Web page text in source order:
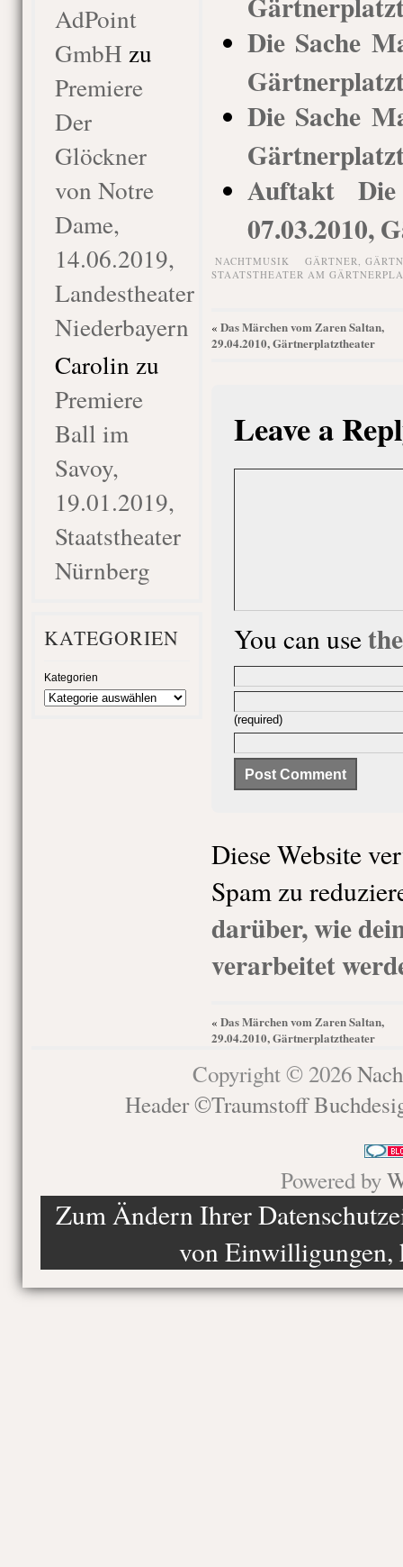
AdPoint
GmbH zu
Premiere
Der
Glöckner
von Notre
Dame,
14.06.2019,
Landestheater
Niederbayern
Carolin zu
Premiere
Ball im
Savoy,
19.01.2019,
Staatstheater
Nürnberg
KATEGORIEN
Kategorien
Die Sache
Die Sache
Auftakt Die
07.03.2010,
NACHTMUSIK GÄRTNER,
STAATSTHEATER AM
« Das Märchen vom Zaren Saltan,
29.04.2010, Gärtnerplatztheater
Leave a
You can use
(required)
Diese Website
Spam zu
darüber, wie
verarbeitet
« Das Märchen vom Zaren Saltan,
29.04.2010, Gärtnerplatztheater
Copyright © 2026
Header ©Traumstoff
Powered by
Zum Ändern Ihrer
von